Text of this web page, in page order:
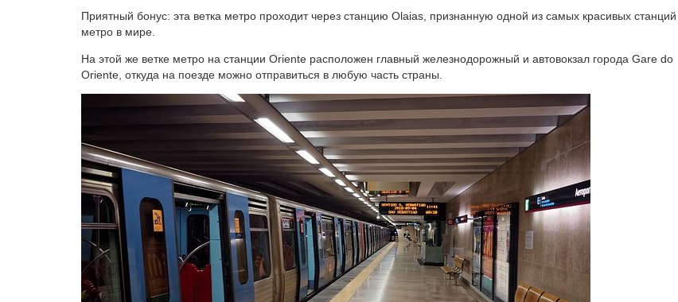
Приятный бонуc: эта ветка метро проходит через станцию Olaias, признанную одной из самых красивых станций
метро в мире.
На этой же ветке метро на станции Oriente расположен главный железнодорожный и автовокзал города Gare do
Oriente, откуда на поезде можно отправиться в любую часть страны.